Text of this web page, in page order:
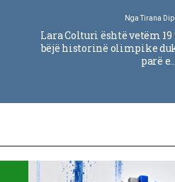
NgaTirana
Lara Colturi është vetëm 19
bëjë historinë olimpike
parë e…